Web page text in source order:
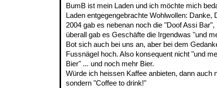
BumB ist mein Laden und ich möchte mich
Laden entgegengebrachte Wohlwollen: Danke,
2004 gab es nebenan noch die "Doof Assi
überall gab es Geschäfte die Irgendwas "und
Bot sich auch bei uns an, aber bei dem
Fussnägel hoch. Also konsequent nicht "und
Bier" ... und noch mehr Bier.
Würde ich heissen Kaffee anbieten, dann auch
sondern "Coffee to drink!"